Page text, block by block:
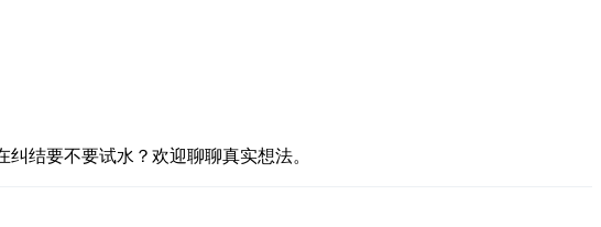
结要不要试水？欢迎聊聊真实想法。